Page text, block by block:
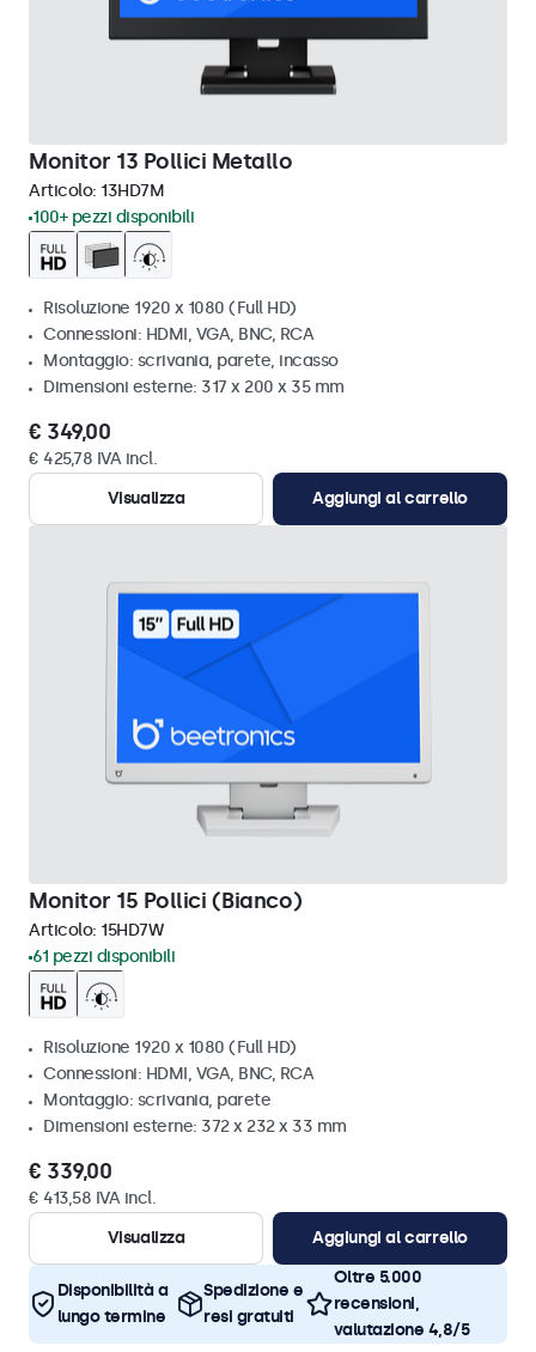
Monitor 13 Pollici Metallo
Articolo: 13HD7M
100+ pezzi disponibili
Risoluzione 1920 x 1080 (Full HD)
Connessioni: HDMI, VGA, BNC, RCA
Montaggio: scrivania, parete, incasso
Dimensioni esterne: 317 x 200 x 35 mm
€ 349,00
€ 425,78 IVA incl.
Visualizza
Aggiungi al carrello
Monitor 15 Pollici (Bianco)
Articolo: 15HD7W
61 pezzi disponibili
Risoluzione 1920 x 1080 (Full HD)
Connessioni: HDMI, VGA, BNC, RCA
Montaggio: scrivania, parete
Dimensioni esterne: 372 x 232 x 33 mm
€ 339,00
€ 413,58 IVA incl.
Visualizza
Aggiungi al carrello
Disponibilità a
lungo termine
Spedizione e
resi gratuiti
Oltre 5.000
recensioni,
valutazione 4,8/5